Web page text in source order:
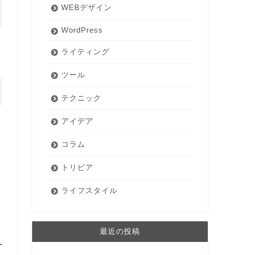
WEBデザイン
WordPress
ライティング
ツール
テクニック
アイデア
コラム
トリビア
ライフスタイル
最近の投稿